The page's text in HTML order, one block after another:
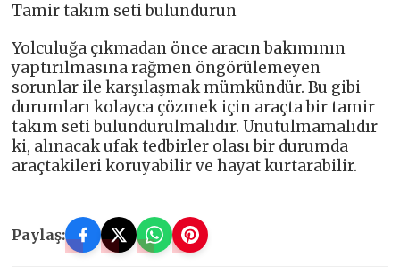
Tamir takım seti bulundurun
Yolculuğa çıkmadan önce aracın bakımının
yaptırılmasına rağmen öngörülemeyen
sorunlar ile karşılaşmak mümkündür. Bu gibi
durumları kolayca çözmek için araçta bir tamir
takım seti bulundurulmalıdır. Unutulmamalıdır
ki, alınacak ufak tedbirler olası bir durumda
araçtakileri koruyabilir ve hayat kurtarabilir.
Paylaş: